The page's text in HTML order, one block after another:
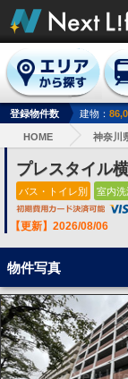
登録物件数 建物：
HOME 神奈川
プレスタイル
バス・トイレ別 室内
【更新】2026/08/06
物件写真